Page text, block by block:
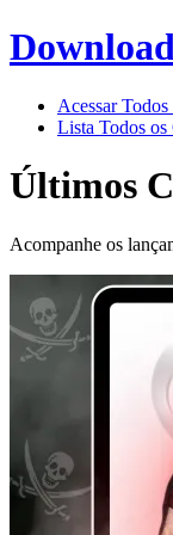
Acessar
Lista Todos os
Últimos
Acompanhe os